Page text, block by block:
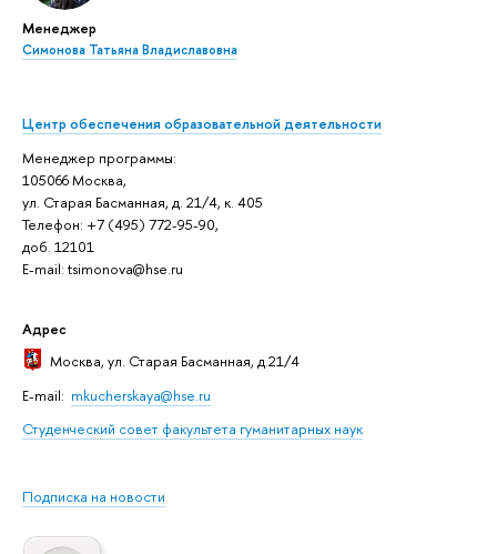
Менеджер
Симонова Татьяна Владиславовна
Центр обеспечения образовательной деятельности
Менеджер программы:
105066 Москва,
ул. Старая Басманная, д. 21/4, к. 405
Телефон: +7 (495) 772-95-90,
доб. 12101
E-mail: tsimonova@hse.ru
Адрес
Москва, ул. Старая Басманная, д.21/4
E-mail: mkucherskaya@hse.ru
Студенческий совет факультета гуманитарных наук
Подписка на новости